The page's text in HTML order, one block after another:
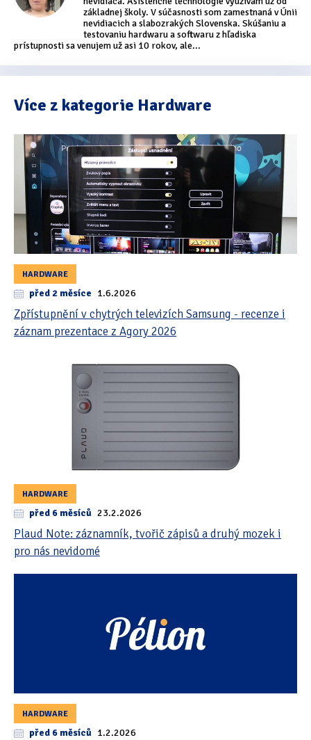
základnej školy. V súčasnosti som zamestnaná v Únii
nevidiacich a slabozrakých Slovenska. Skúšaniu a
testovaniu hardwaru a softwaru z hľadiska
prístupnosti sa venujem už asi 10 rokov, ale...
Více z kategorie Hardware
HARDWARE
před 2 měsíce 1.6.2026
Zpřístupnění v chytrých televizích Samsung - recenze i
záznam prezentace z Agory 2026
HARDWARE
před 6 měsíců 23.2.2026
Plaud Note: záznamník, tvořič zápisů a druhý mozek i
pro nás nevidomé
HARDWARE
před 6 měsíců 1.2.2026